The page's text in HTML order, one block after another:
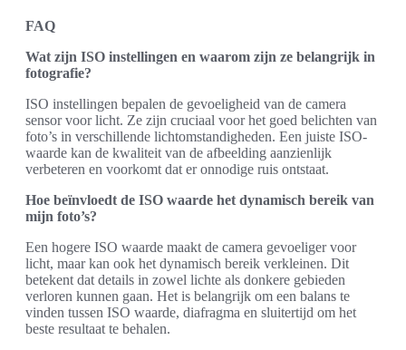
FAQ
Wat zijn ISO instellingen en waarom zijn ze belangrijk in
fotografie?
ISO instellingen bepalen de gevoeligheid van de camera
sensor voor licht. Ze zijn cruciaal voor het goed belichten van
foto’s in verschillende lichtomstandigheden. Een juiste ISO-
waarde kan de kwaliteit van de afbeelding aanzienlijk
verbeteren en voorkomt dat er onnodige ruis ontstaat.
Hoe beïnvloedt de ISO waarde het dynamisch bereik van
mijn foto’s?
Een hogere ISO waarde maakt de camera gevoeliger voor
licht, maar kan ook het dynamisch bereik verkleinen. Dit
betekent dat details in zowel lichte als donkere gebieden
verloren kunnen gaan. Het is belangrijk om een balans te
vinden tussen ISO waarde, diafragma en sluitertijd om het
beste resultaat te behalen.